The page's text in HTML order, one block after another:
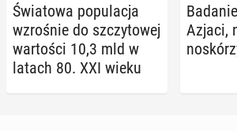
Świa­to­wa po­pu­la­cja
wzro­śnie do szczy­to­wej
war­to­ści 10,3 mld w
latach 80. XXI wieku
Azjaci,